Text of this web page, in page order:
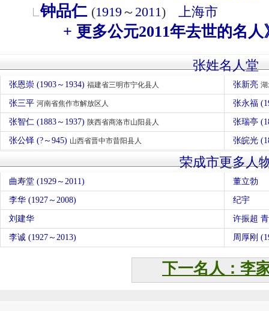
钟品仁 (1919 ～ 2011) 上海市
+ 更多公元2011年去世的名人
张姓名人堂
张恩崇 (1903～1934) 福建省三明市宁化县人 张新亮
张三平 河南省焦作市解放区人 张永福
张智仁 (1883～1937) 陕西省商洛市山阳县人 张瑞亭
张公铎 (?～945) 山西省晋中市昔阳县人 张皖光
荣成市更多人
曲寿堂 (1929～2011) 董立勃
李华 (1927～2008) 纪宇
刘建华 许振超
李诚 (1927～2013) 周厚刚
下一名人：李